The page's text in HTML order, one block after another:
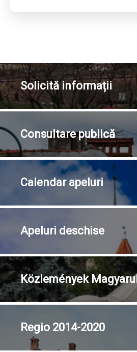
Solicităinformații
Consultarepublică
Calendar apeluri
Apeluri deschise
Közlemények Magyarul
Regio 2014-2020